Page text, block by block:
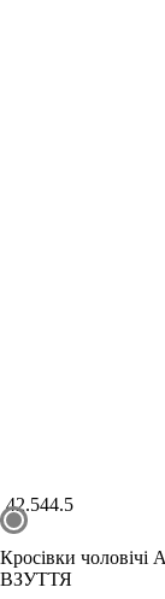
42.544.5
Кросівки чоловічі
ВЗУТТЯ